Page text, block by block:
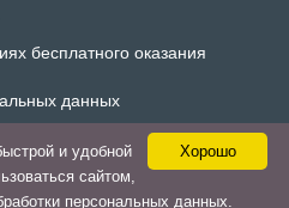
бесплатного оказания
данных
Хорошо
и удобной
сайтом,
персональных данных.